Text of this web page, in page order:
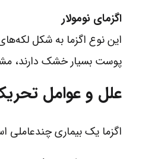
اگزمای نومولار
این نوع اگزما به شکل
پوست بسیار خشک دارند،
علل و عوامل
اگزما یک بیماری